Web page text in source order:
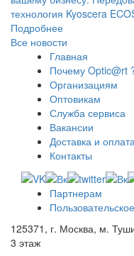
технология Kyoscera
Подробнее
Все новости
Главная
Почему Optic@rt
Организациям
Оптовикам
Служба сервиса
Вакансии
Доставка и
Контакты
Партнерам
125371, г. Москва, м.
3 этаж